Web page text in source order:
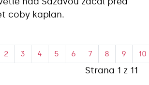
coby kaplan.
Strana 1 z 11
2 3 4 5 6 7 8 9 10